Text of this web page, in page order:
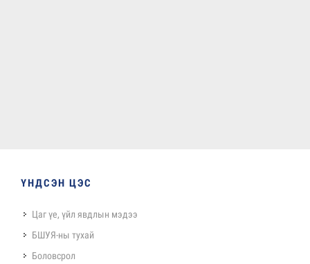
ҮНДСЭН ЦЭС
Цаг үе, үйл явдлын мэдээ
БШУЯ-ны тухай
Боловсрол